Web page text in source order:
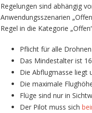
Regelungen sind abhängig
Anwendungsszenarien
Regel in die Kategorie
Pflicht für alle
Das Mindestalter ist 16
Die Abflugmasse liegt
Die maximale
Flüge sind nur in
Der Pilot muss sich